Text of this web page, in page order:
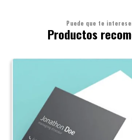
Puede que te
Productos